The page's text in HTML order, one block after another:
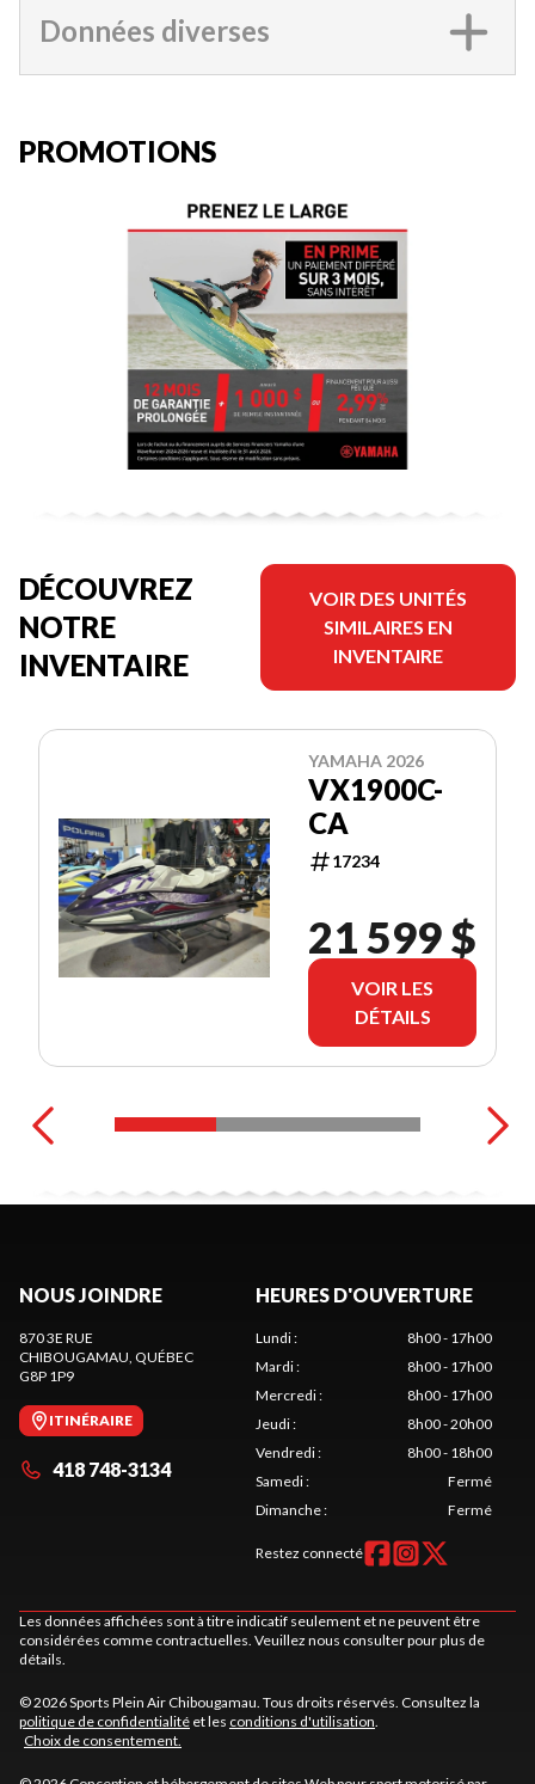
Données diverses
PROMOTIONS
DÉCOUVREZ
NOTRE
INVENTAIRE
VOIR DES UNITÉS
SIMILAIRES EN
INVENTAIRE
YAMAHA 2026
VX1900C-
CA
17234
21 599 $
VOIR LES
DÉTAILS
NOUS JOINDRE
870 3E RUE
CHIBOUGAMAU, QUÉBEC
G8P 1P9
ITINÉRAIRE
418 748-3134
HEURES D'OUVERTURE
Lundi:
8h00 - 17h00
Mardi:
8h00 - 17h00
Mercredi:
8h00 - 17h00
Jeudi:
8h00 - 20h00
Vendredi:
8h00 - 18h00
Samedi:
Fermé
Dimanche: Fermé
Restez connecté
Les données affichées sont à titre indicatif seulement et ne peuvent être
considérées comme contractuelles. Veuillez nous consulter pour plus de
détails.
© 2026 Sports Plein Air Chibougamau. Tous droits réservés. Consultez la
politique de confidentialité et les conditions d'utilisation.
Choix de consentement.